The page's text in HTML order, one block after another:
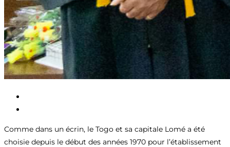
Comme dans un écrin, le Togo et sa capitale Lomé a été
choisie depuis le début des années 1970 pour l’établissement